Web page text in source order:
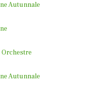
Autunnale
Autunnale